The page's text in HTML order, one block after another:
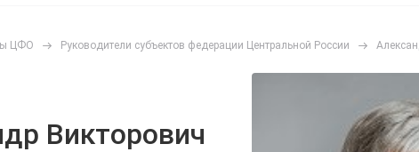
ЦФО Руководители субъектов федерации Центральной России
Викторович